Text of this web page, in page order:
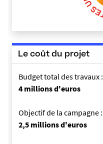
Le coût du projet
Budget total des travaux :
4 millions d'euros
Objectif de la campagne :
2,5 millions d'euros